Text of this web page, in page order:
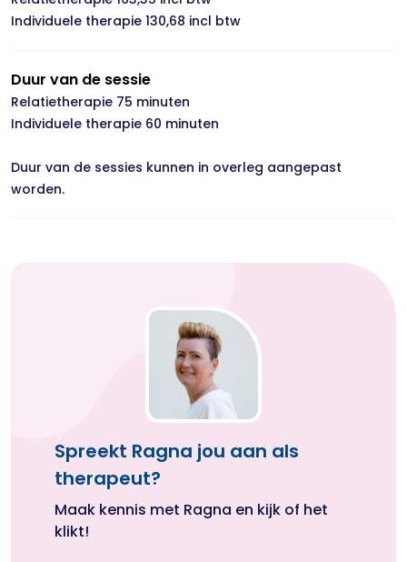
Individuele therapie 130,68 incl btw
Duur van de sessie
Relatietherapie 75 minuten
Individuele therapie 60 minuten
Duur van de sessies kunnen in overleg aangepast
worden.
Spreekt Ragna jou aan als
therapeut?
Maak kennis met Ragna en kijk of het
klikt!